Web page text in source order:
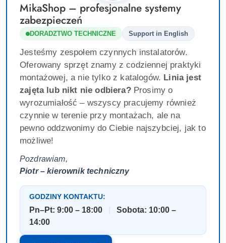
MikaShop – profesjonalne systemy
zabezpieczeń
DORADZTWO TECHNICZNE Support in English
Jesteśmy zespołem czynnych instalatorów.
Oferowany sprzęt znamy z codziennej praktyki
montażowej, a nie tylko z katalogów. Linia jest
zajęta lub nikt nie odbiera?Prosimy o
wyrozumiałość – wszyscy pracujemy również
czynnie w terenie przy montażach, ale na
pewno oddzwonimy do Ciebie najszybciej, jak to
możliwe!
Pozdrawiam,
Piotr – kierownik techniczny
GODZINY KONTAKTU:
Pn–Pt: 9:00 – 18:00
Sobota: 10:00 –
14:00